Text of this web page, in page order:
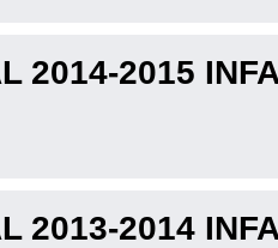
2014-2015
2013-2014